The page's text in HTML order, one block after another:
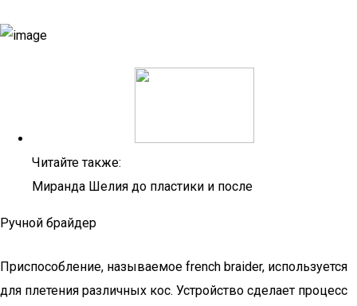
Читайте также:
Миранда Шелия до пластики и после
Ручной брайдер
Приспособление, называемое french braider, используется
для плетения различных кос. Устройство сделает процесс